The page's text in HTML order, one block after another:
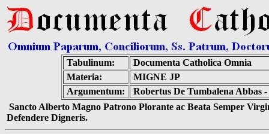
Tabulinum:
Documenta Catholica Omnia
Materia:
MIGNE JP
Argumentum:
Robertus De Tumbalena Abbas
Sancto Alberto Magno Patrono Plorante ac Beata Semper
Defendere Digneris.